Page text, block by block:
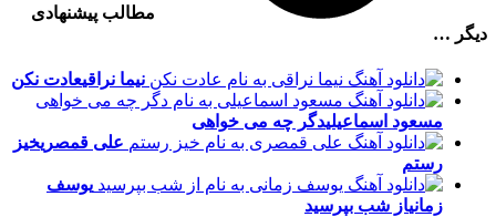
مطالب پیشنهادی
دیگر …
نیما نراقیعادت نکن
مسعود اسماعیلیدگر چه می خواهی
علی قمصریخیز
رستم
یوسف
زمانیاز شب بپرسید